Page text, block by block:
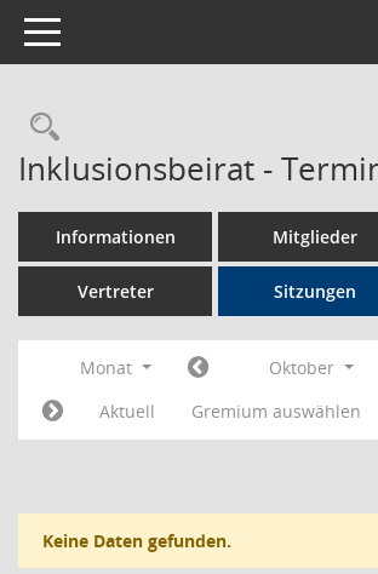
Toggle navigation
Rechercheauswahl
Inklusionsbeirat -
Informationen Mitglieder
Vertreter Sitzungen
Monat Oktober
Aktuell
Gremium auswählen
Keine Daten gefunden.